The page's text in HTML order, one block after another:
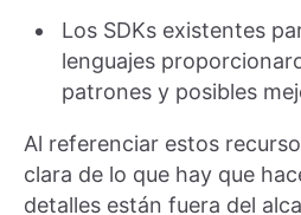
Los SDKs existentes
lenguajes
patrones y posibles
Al referenciar estos
clara de lo que hay que
detalles están fuera del